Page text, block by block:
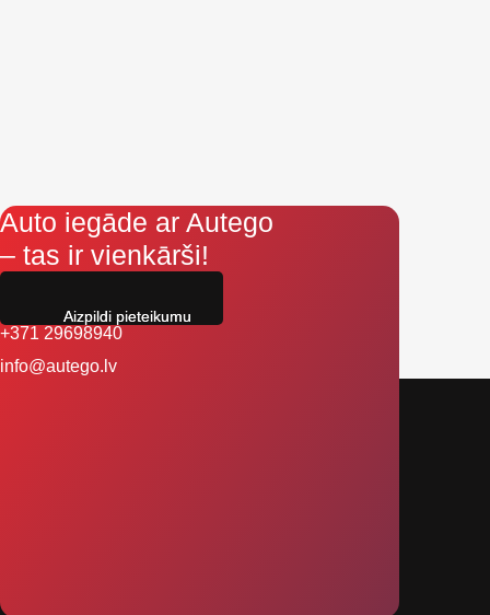
Auto iegāde ar Autego
– tas ir vienkārši!
+371 29698940
info@autego.lv